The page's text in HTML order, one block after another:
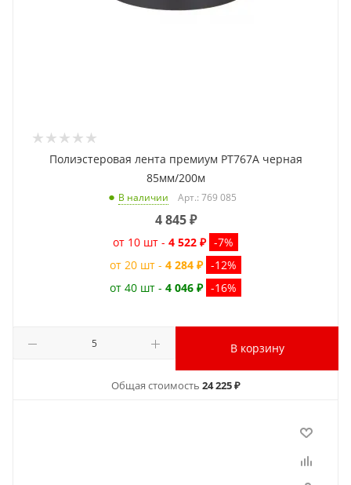
Полиэстеровая лента премиум PT767A черная
85мм/200м
В наличии Арт.: 769 085
4 845₽
от 10 шт - 4 522 ₽ -7%
от 20 шт - 4 284 ₽ -12%
от 40 шт - 4 046 ₽ -16%
В корзину
Общая стоимость 24 225 ₽